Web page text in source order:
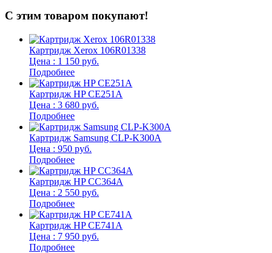
С этим товаром покупают!
Картридж Xerox 106R01338
Цена : 1 150 руб.
Подробнее
Картридж HP CE251A
Цена : 3 680 руб.
Подробнее
Картридж Samsung CLP-K300A
Цена : 950 руб.
Подробнее
Картридж HP CC364A
Цена : 2 550 руб.
Подробнее
Картридж HP CE741A
Цена : 7 950 руб.
Подробнее